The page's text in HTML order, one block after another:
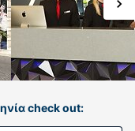
check out: